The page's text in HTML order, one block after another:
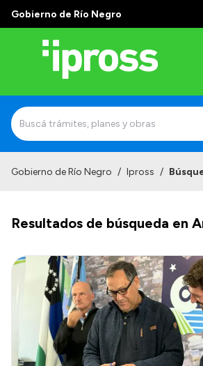
Gobierno de Río Negro
¿Qué es IPROSS?
Autoridades
Delegaciones
Consultorios Propios
Presentación CV
Gobierno de Río Negro / Ipross /
Resultados de búsqueda en